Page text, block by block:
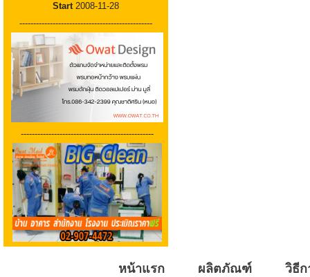
Start2008-11-28
------------------------------------------------
------------------------------------------------
หน้าแรก ผลิตภัณฑ์ วิธีก